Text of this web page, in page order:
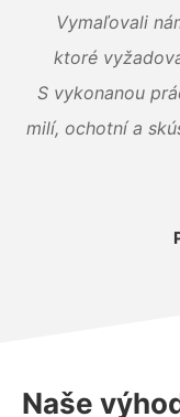
Vymaľovali
ktoré
S vykonanou
milí, ochotní a
Naše